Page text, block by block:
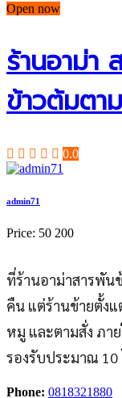
Open now
ร้านอาม่า
ข้าวต้มตา
0.0
admin71
Price: 50 200
ที่ร้านอาม่าสารพัน
คืน แต่ร้านข้ายตั้งแ
หมู และตามสั่ง ภา
รองรับประมาณ 10
Phone: 0818321880